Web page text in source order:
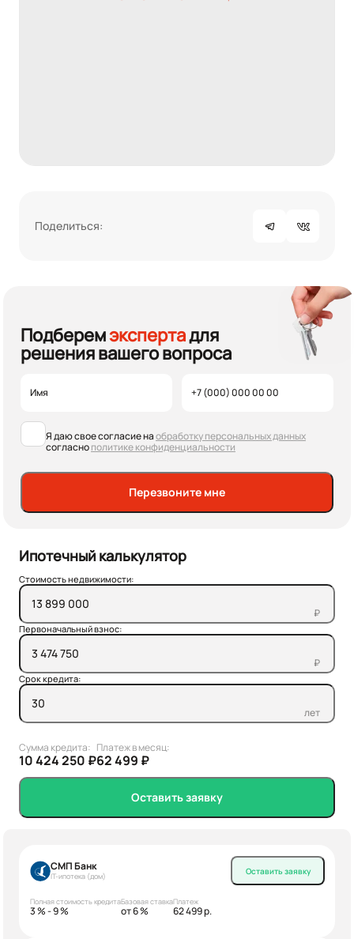
Поделиться:
Подберемэкспертадля
решения вашего вопроса
Я даю свое согласие наобработку персональных данных
согласнополитике конфиденциальности
Перезвоните мне
Ипотечный калькулятор
Стоимость недвижимости:
₽
Первоначальный взнос:
₽
Срок кредита:
лет
Сумма кредита:
10 424 250 ₽
Платеж в месяц:
62 499 ₽
Оставить заявку
СМП Банк
IT-ипотека (дом)
Полная стоимость кредита
3 % - 9 %
Базовая ставка
от 6 %
Платеж
62 499 р.
Оставить заявку